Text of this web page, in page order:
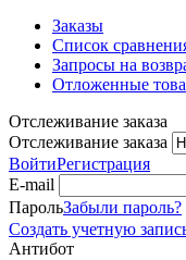
Заказы
Список
Запросы на
Отложенные
Отслеживание заказа
Отслеживание заказа
ВойтиРегистрация
E-mail
ПарольЗабыли пароль?
Создать учетную
Антибот